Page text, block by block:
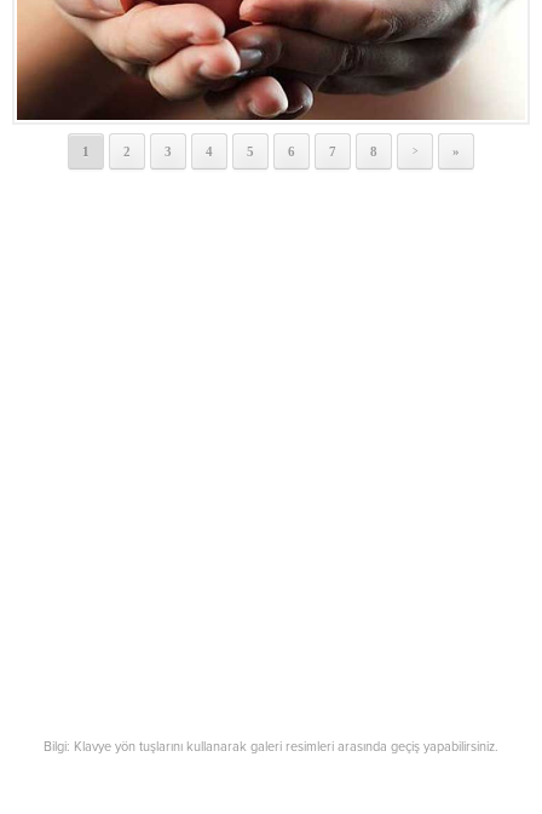
1 2 3 4 5 6 7 8 > »
Bilgi: Klavye yön tuşlarını kullanarak galeri resimleri arasında geçiş yapabilirsiniz.